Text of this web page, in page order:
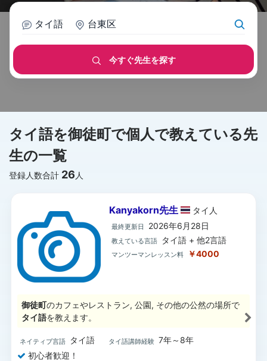
タイ語 台東区
今すぐ先生を探す
タイ語を御徒町で個人で教えている先
生の一覧
登録人数合計 26 人
Kanyakorn先生 タイ 人
最終更新日 2026年6月28日
教えている言語 タイ語 + 他2言語
マンツーマンレッスン料 ￥4000
御徒町のカフェやレストラン, 公園, その他の公然の場所で
タイ語を教えます。
ネイティブ言語 タイ語 タイ語講師経験 7年～8年
初心者歓迎！